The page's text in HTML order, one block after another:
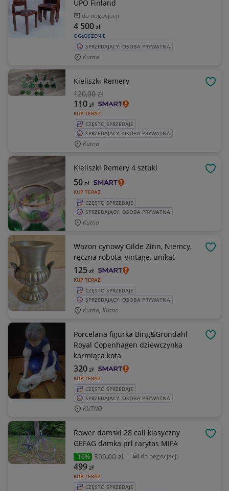
UPO Finland
do negocjacji
OGŁOSZENIE
4 500zł
SPRZEDAJĄCY: OSOBA PRYWATNA
Kutno
Kieliszki Remery
120,00 zł
KUP TERAZ
110zł
CZĘSTO SPRZEDAJE
SPRZEDAJĄCY: OSOBA PRYWATNA
Kutno
Kieliszki Remery 4 sztuki
KUP TERAZ
50zł
CZĘSTO SPRZEDAJE
SPRZEDAJĄCY: OSOBA PRYWATNA
Kutno
Wazon cynowy Gilde Zinn, Niemcy,
ręczna robota, vintage, unikat
KUP TERAZ
125zł
CZĘSTO SPRZEDAJE
SPRZEDAJĄCY: OSOBA PRYWATNA
Kutno, Kutno
Porcelana figurka Bing&Gröndahl
Royal Copenhagen dziewczynka
karmiąca kota
KUP TERAZ
320zł
CZĘSTO SPRZEDAJE
SPRZEDAJĄCY: OSOBA PRYWATNA
KUTNO
Rower damski 28 cali klasyczny
GEFAG damka prl rarytas MIFA
-16% 599,00 zł do negocjacji
KUP TERAZ
499zł
CZĘSTO SPRZEDAJE